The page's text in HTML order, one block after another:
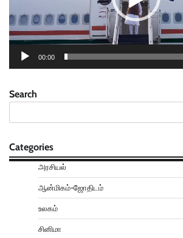
00:00
Search
Categories
அரசியல்
ஆன்மிகம்-ஜோதிடம்
உலகம்
சினிமா